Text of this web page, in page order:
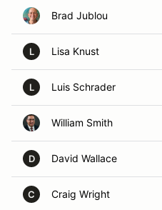
Brad Jublou
L Lisa Knust
L Luis Schrader
William Smith
D David Wallace
C Craig Wright